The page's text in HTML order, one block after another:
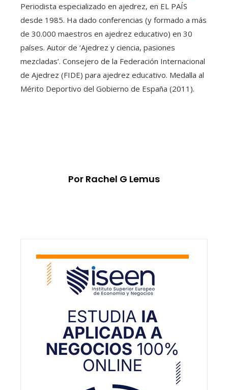
Periodista especializado en ajedrez, en EL PAÍS
desde 1985. Ha dado conferencias (y formado a más
de 30.000 maestros en ajedrez educativo) en 30
países. Autor de ‘Ajedrez y ciencia, pasiones
mezcladas’. Consejero de la Federación Internacional
de Ajedrez (FIDE) para ajedrez educativo. Medalla al
Mérito Deportivo del Gobierno de España (2011).
Por Rachel G Lemus